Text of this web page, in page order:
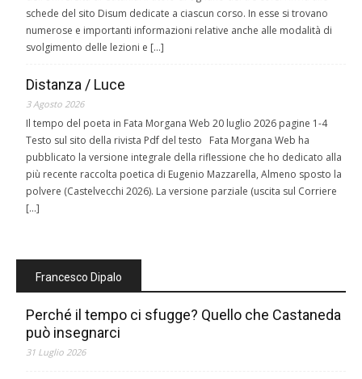
schede del sito Disum dedicate a ciascun corso. In esse si trovano
numerose e importanti informazioni relative anche alle modalità di
svolgimento delle lezioni e […]
Distanza / Luce
3 Agosto 2026
Il tempo del poeta in Fata Morgana Web 20 luglio 2026 pagine 1-4
Testo sul sito della rivista Pdf del testo Fata Morgana Web ha
pubblicato la versione integrale della riflessione che ho dedicato alla
più recente raccolta poetica di Eugenio Mazzarella, Almeno sposto la
polvere (Castelvecchi 2026). La versione parziale (uscita sul Corriere
[…]
Francesco Dipalo
Perché il tempo ci sfugge? Quello che Castaneda
può insegnarci
31 Luglio 2026